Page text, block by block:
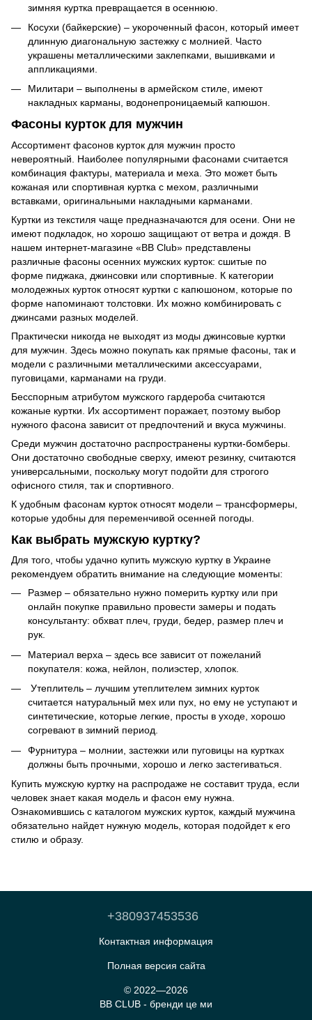
зимняя куртка превращается в осеннюю.
Косухи (байкерские) – укороченный фасон, который имеет
длинную диагональную застежку с молнией. Часто
украшены металлическими заклепками, вышивками и
аппликациями.
Милитари – выполнены в армейском стиле, имеют
накладных карманы, водонепроницаемый капюшон.
Фасоны курток для мужчин
Ассортимент фасонов курток для мужчин просто
невероятный. Наиболее популярными фасонами считается
комбинация фактуры, материала и меха. Это может быть
кожаная или спортивная куртка с мехом, различными
вставками, оригинальными накладными карманами.
Куртки из текстиля чаще предназначаются для осени. Они не
имеют подкладок, но хорошо защищают от ветра и дождя. В
нашем интернет-магазине «BB Club» представлены
различные фасоны осенних мужских курток: сшитые по
форме пиджака, джинсовки или спортивные. К категории
молодежных курток относят куртки с капюшоном, которые по
форме напоминают толстовки. Их можно комбинировать с
джинсами разных моделей.
Практически никогда не выходят из моды джинсовые куртки
для мужчин. Здесь можно покупать как прямые фасоны, так и
модели с различными металлическими аксессуарами,
пуговицами, карманами на груди.
Бесспорным атрибутом мужского гардероба считаются
кожаные куртки. Их ассортимент поражает, поэтому выбор
нужного фасона зависит от предпочтений и вкуса мужчины.
Среди мужчин достаточно распространены куртки-бомберы.
Они достаточно свободные сверху, имеют резинку, считаются
универсальными, поскольку могут подойти для строгого
офисного стиля, так и спортивного.
К удобным фасонам курток относят модели – трансформеры,
которые удобны для переменчивой осенней погоды.
Как выбрать мужскую куртку?
Для того, чтобы удачно купить мужскую куртку в Украине
рекомендуем обратить внимание на следующие моменты:
Размер – обязательно нужно померить куртку или при
онлайн покупке правильно провести замеры и подать
консультанту: обхват плеч, груди, бедер, размер плеч и
рук.
Материал верха – здесь все зависит от пожеланий
покупателя: кожа, нейлон, полиэстер, хлопок.
Утеплитель – лучшим утеплителем зимних курток
считается натуральный мех или пух, но ему не уступают и
синтетические, которые легкие, просты в уходе, хорошо
согревают в зимний период.
Фурнитура – молнии, застежки или пуговицы на куртках
должны быть прочными, хорошо и легко застегиваться.
Купить мужскую куртку на распродаже не составит труда, если
человек знает какая модель и фасон ему нужна.
Ознакомившись с каталогом мужских курток, каждый мужчина
обязательно найдет нужную модель, которая подойдет к его
стилю и образу.
+380937453536
Контактная информация
Полная версия сайта
© 2022—2026
BB CLUB - бренди це ми